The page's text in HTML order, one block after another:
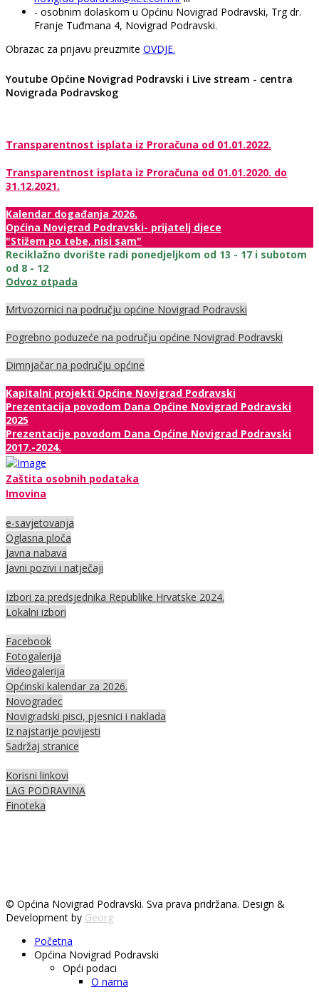
- osobnim dolaskom u Općinu Novigrad Podravski, Trg dr.
Franje Tuđmana 4, Novigrad Podravski.
Obrazac za prijavu preuzmite OVDJE.
Youtube Općine Novigrad Podravski i Live stream - centra
Novigrada Podravskog
Transparentnost isplata iz Proračuna od 01.01.2022.
Transparentnost isplata iz Proračuna od 01.01.2020. do
31.12.2021.
Kalendar događanja 2026.
Općina Novigrad Podravski- prijatelj djece
"Stižem po tebe, nisi sam"
Reciklažno dvorište radi ponedjeljkom od 13 - 17 i subotom
od 8 - 12
Odvoz otpada
Mrtvozornici na području općine Novigrad Podravski
Pogrebno poduzeće na području općine Novigrad Podravski
Dimnjačar na području općine
Kapitalni projekti Općine Novigrad Podravski
Prezentacija povodom Dana Općine Novigrad Podravski
2025
Prezentacije povodom Dana Općine Novigrad Podravski
2017.-2024.
Zaštita osobnih podataka
Imovina
e-savjetovanja
Oglasna ploča
Javna nabava
Javni pozivi i natječaji
Izbori za predsjednika Republike Hrvatske 2024.
Lokalni izbori
Facebook
Fotogalerija
Videogalerija
Općinski kalendar za 2026.
Novogradec
Novigradski pisci, pjesnici i naklada
Iz najstarije povijesti
Sadržaj stranice
Korisni linkovi
LAG PODRAVINA
Finoteka
© Općina Novigrad Podravski. Sva prava pridržana. Design &
Development by Georg
Početna
Općina Novigrad Podravski
Opći podaci
O nama